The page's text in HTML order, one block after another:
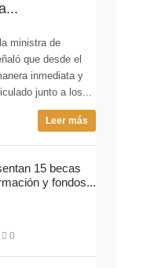
ministra de
que desde el
inmediata y
junto a los...
Leer más
15 becas
y fondos...
0